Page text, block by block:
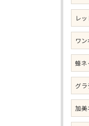
レ
ワ
蜂ネ
グ
加美